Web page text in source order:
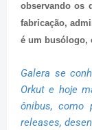
observando os
fabricação,
é um busólogo,
Galera se
Orkut e hoje
ônibus, como
releases,